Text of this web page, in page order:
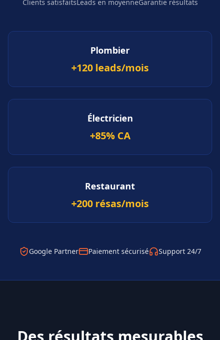
Clients satisfaitsLeads en moyenneGarantie résultats
Plombier
+120 leads/mois
Électricien
+85% CA
Restaurant
+200 résas/mois
Google Partner Paiement sécurisé Support 24/7